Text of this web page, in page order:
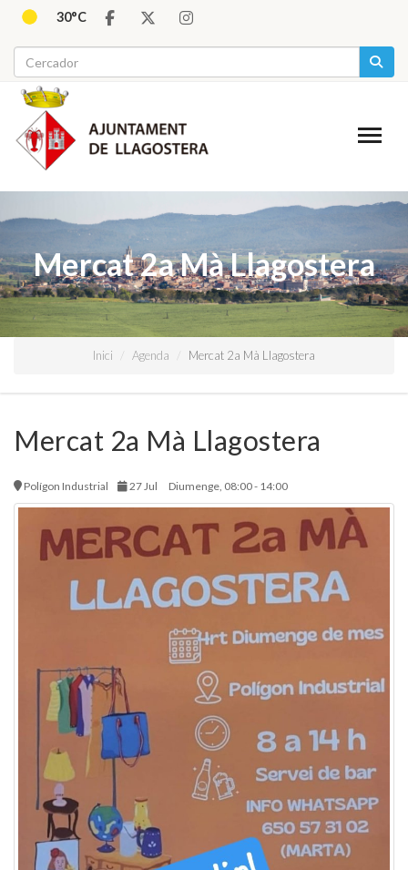
30°C
Mercat 2a Mà Llagostera
Inici Agenda Mercat 2a Mà Llagostera
Mercat 2a Mà Llagostera
Polígon Industrial 27 Jul Diumenge, 08:00 - 14:00